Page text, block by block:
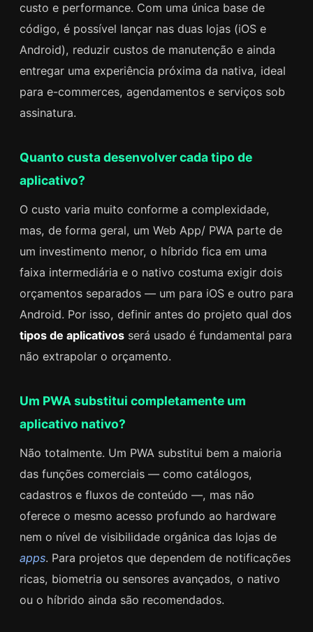
custo e performance. Com uma única base de
código, é possível lançar nas duas lojas (iOS e
Android), reduzir custos de manutenção e ainda
entregar uma experiência próxima da nativa, ideal
para e-commerces, agendamentos e serviços sob
assinatura.
Quanto custa desenvolver cada tipo de
aplicativo?
O custo varia muito conforme a complexidade,
mas, de forma geral, um Web App/ PWA parte de
um investimento menor, o híbrido fica em uma
faixa intermediária e o nativo costuma exigir dois
orçamentos separados — um para iOS e outro para
Android. Por isso, definir antes do projeto qual dos
tipos de aplicativosserá usado é fundamental para
não extrapolar o orçamento.
Um PWA substitui completamente um
aplicativo nativo?
Não totalmente. Um PWA substitui bem a maioria
das funções comerciais — como catálogos,
cadastros e fluxos de conteúdo —, mas não
oferece o mesmo acesso profundo ao hardware
nem o nível de visibilidade orgânica das lojas de
apps. Para projetos que dependem de notificações
ricas, biometria ou sensores avançados, o nativo
ou o híbrido ainda são recomendados.